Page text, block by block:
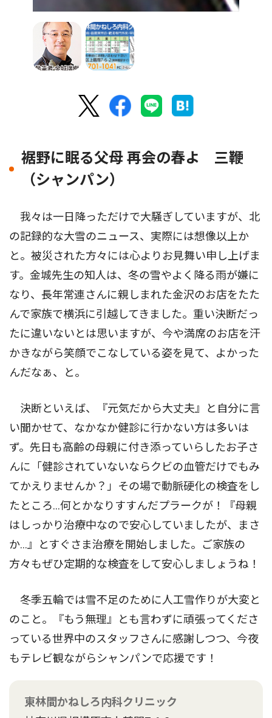
裾野に眠る父母 再会の春よ 三鞭
（シャンパン）
我々は一日降っただけで大騒ぎしていますが、北
の記録的な大雪のニュース、実際には想像以上か
と。被災された方々には心よりお見舞い申し上げま
す。金城先生の知人は、冬の雪やよく降る雨が嫌に
なり、長年常連さんに親しまれた金沢のお店をたた
んで家族で横浜に引越してきました。重い決断だっ
たに違いないとは思いますが、今や満席のお店を汗
かきながら笑顔でこなしている姿を見て、よかった
んだなぁ、と。
決断といえば、『元気だから大丈夫』と自分に言
い聞かせて、なかなか健診に行かない方は多いは
ず。先日も高齢の母親に付き添っていらしたお子さ
んに「健診されていないならクビの血管だけでもみ
てかえりませんか？」その場で動脈硬化の検査をし
たところ…何とかなりすすんだプラークが！『母親
はしっかり治療中なので安心していましたが、まさ
か…』とすぐさま治療を開始しました。ご家族の
方々もぜひ定期的な検査をして安心しましょうね！
冬季五輪では雪不足のために人工雪作りが大変と
のこと。『もう無理』とも言わずに頑張ってくださ
っている世界中のスタッフさんに感謝しつつ、今夜
もテレビ観ながらシャンパンで応援です！
東林間かねしろ内科クリニック